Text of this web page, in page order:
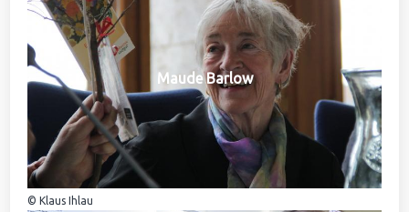
Maude Barlow
© Klaus Ihlau